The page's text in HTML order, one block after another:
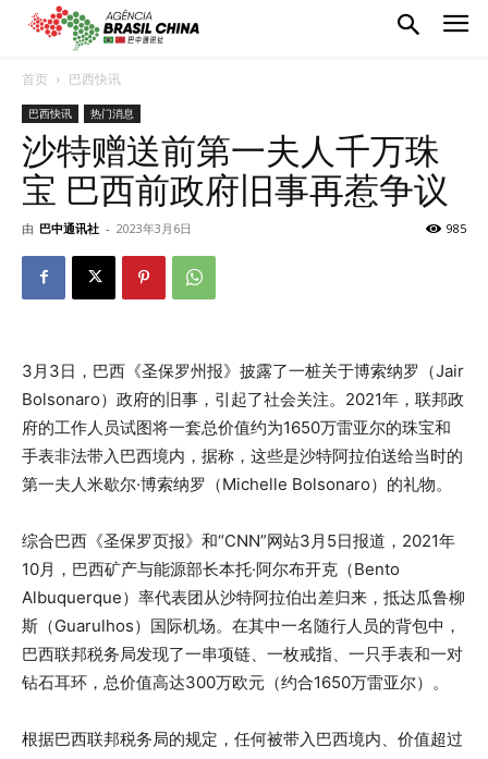
首页 巴西快讯
巴西快讯 热门消息
沙特赠送前第一夫人千万珠
宝 巴西前政府旧事再惹争议
由 巴中通讯社 - 2023年3月6日 985
3月3日，巴西《圣保罗州报》披露了一桩关于博索纳罗（Jair
Bolsonaro）政府的旧事，引起了社会关注。2021年，联邦政
府的工作人员试图将一套总价值约为1650万雷亚尔的珠宝和
手表非法带入巴西境内，据称，这些是沙特阿拉伯送给当时的
第一夫人米歇尔·博索纳罗（Michelle Bolsonaro）的礼物。
综合巴西《圣保罗页报》和“CNN”网站3月5日报道，2021年
10月，巴西矿产与能源部长本托·阿尔布开克（Bento
Albuquerque）率代表团从沙特阿拉伯出差归来，抵达瓜鲁柳
斯（Guarulhos）国际机场。在其中一名随行人员的背包中，
巴西联邦税务局发现了一串项链、一枚戒指、一只手表和一对
钻石耳环，总价值高达300万欧元（约合1650万雷亚尔）。
根据巴西联邦税务局的规定，任何被带入巴西境内、价值超过